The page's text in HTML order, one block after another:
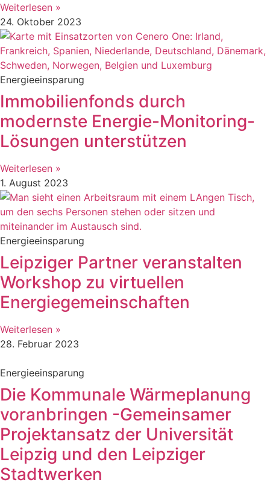
Weiterlesen »
24. Oktober 2023
Energieeinsparung
Immobilienfonds durch
modernste Energie-Monitoring-
Lösungen unterstützen
Weiterlesen »
1. August 2023
Energieeinsparung
Leipziger Partner veranstalten
Workshop zu virtuellen
Energiegemeinschaften
Weiterlesen »
28. Februar 2023
Energieeinsparung
Die Kommunale Wärmeplanung
voranbringen -Gemeinsamer
Projektansatz der Universität
Leipzig und den Leipziger
Stadtwerken